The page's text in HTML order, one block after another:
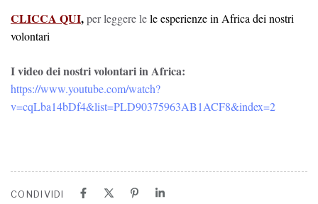
CLICCA QUI,per leggere lele esperienze in Africa dei nostri
volontari
I video dei nostri volontari in Africa:
https://www.youtube.com/watch?
v=cqLba14bDf4&list=PLD90375963AB1ACF8&index=2
CONDIVIDI